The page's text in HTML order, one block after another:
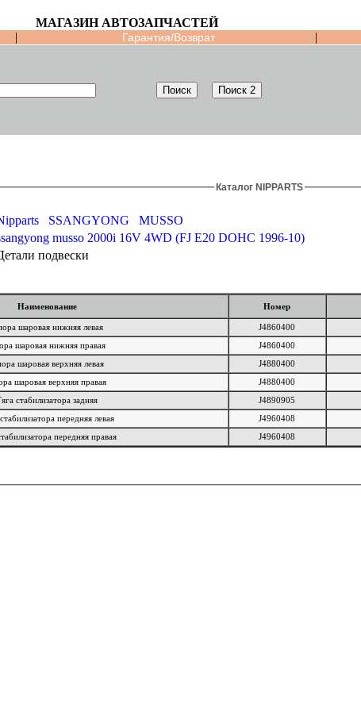
МАГАЗИН АВТОЗАПЧАСТЕЙ
| Гарантия/Возврат |
Каталог NIPPARTS
SSANGYONG
MUSSO
ssangyong musso 2000i 16V 4WD (FJ E20 DOHC 1996-10)
подвески
Наименование Номер
шаровая нижняя левая
J4860400
шаровая нижняя правая
J4860400
шаровая верхняя левая
J4880400
шаровая верхняя правая
J4880400
стабилизатора задняя
J4890905
передняя левая
J4960408
передняя правая
J4960408